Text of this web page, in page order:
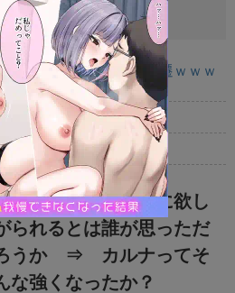
一覧
た財務官僚、異例の左遷ｗｗｗ
っ壊れじゃない？
が初日で5位か⋯
ルナさんがこんなに欲し
られるとは誰が思っただ
うか ⇒ カルナってそ
な強くなったか？